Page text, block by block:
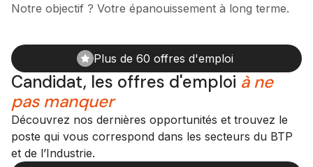
Notre objectif ? Votre épanouissement à long terme.
Plus de 60 offres d'emploi
Candidat, les offres d'emploi à ne
pas manquer
Découvrez nos dernières opportunités et trouvez le
poste qui vous correspond dans les secteurs du BTP
et de l’Industrie.